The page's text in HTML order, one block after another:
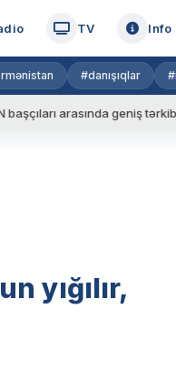
TV Info
#danışıqlar
arasında geniş tərkibdə
yığılır,